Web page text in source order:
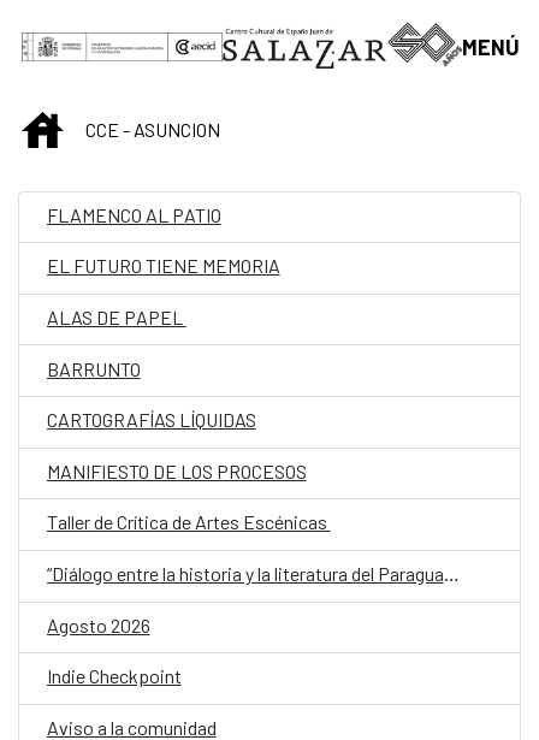
Saltar al contenido principal
MENÚ
INICIOCCE - ASUNCION
FLAMENCO AL PATIO
EL FUTURO TIENE MEMORIA
ALAS DE PAPEL
BARRUNTO
CARTOGRAFÍAS LÍQUIDAS
MANIFIESTO DE LOS PROCESOS
Taller de Crítica de Artes Escénicas
“Diálogo entre la historia y la literatura del Paraguay del siglo XX: memoria, conflicto e identidad”
Agosto 2026
Indie Checkpoint
Aviso a la comunidad